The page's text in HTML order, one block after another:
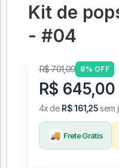
Kit de
- #04
R$ 701,09 8% OFF
R$ 645,00
4x de R$ 161,25sem
🚚 Frete Grátis